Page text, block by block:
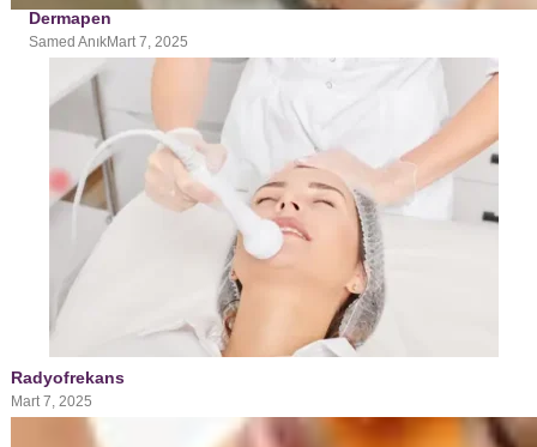
Dermapen
Samed AnıkMart 7, 2025
Radyofrekans
Mart 7, 2025